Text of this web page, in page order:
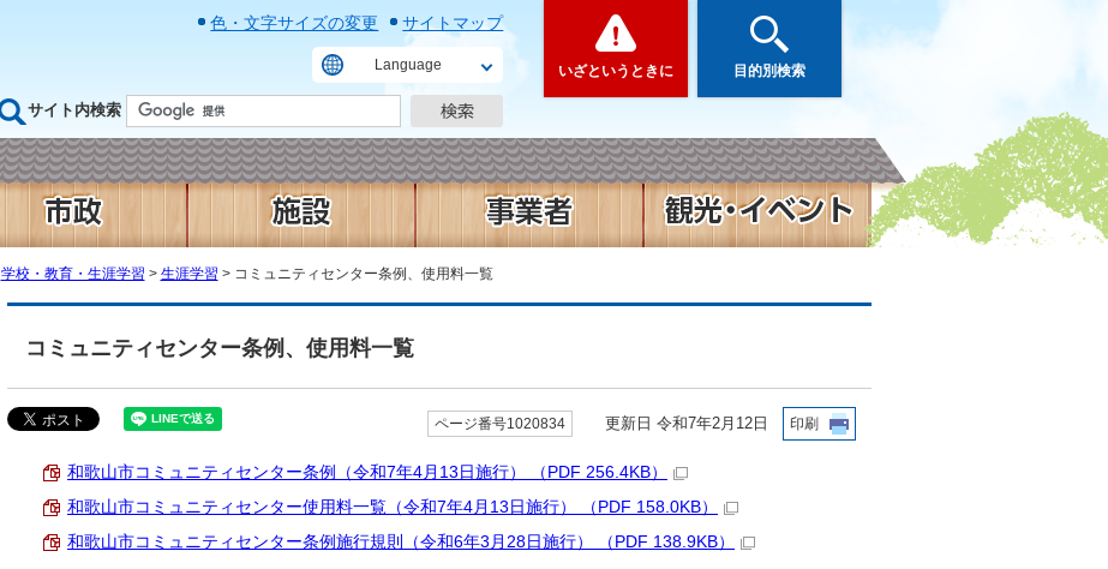
色・文字サイズの変更 サイトマップ
Language
サイト内検索
いざというときに 目的別検索
学校・教育・生涯学習 > 生涯学習 > コミュニティセンター条例、使用料一覧
コミュニティセンター条例、使用料一覧
ページ番号1020834 更新日 令和7年2月12日 印刷
和歌山市コミュニティセンター条例（令和7年4月13日施行） （PDF 256.4KB）
和歌山市コミュニティセンター使用料一覧（令和7年4月13日施行） （PDF 158.0KB）
和歌山市コミュニティセンター条例施行規則（令和6年3月28日施行） （PDF 138.9KB）